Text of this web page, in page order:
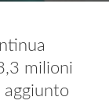
milioni
aggiunto